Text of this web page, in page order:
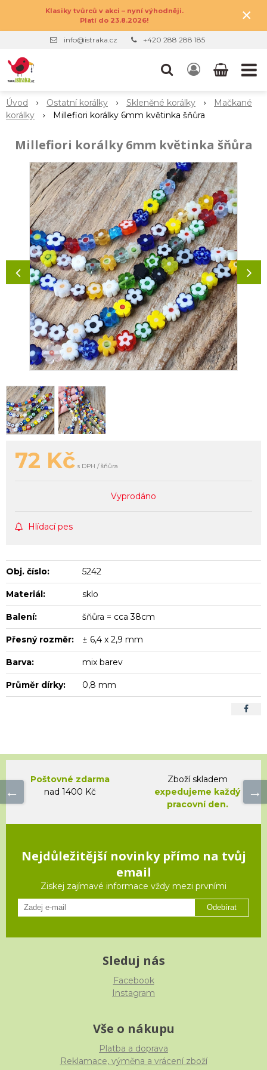
Klasiky tvůrců v akci – nyní výhodněji.
Platí do 23.8.2026!
×
info@istraka.cz +420 288 288 185
Úvod Ostatní korálky Skleněné korálky
Mačkané
korálky
Millefiori korálky 6mm květinka šňůra
Millefiori korálky 6mm květinka šňůra
72 Kč s DPH / šňůra
Vyprodáno
Hlídací pes
Obj. číslo: 5242
Materiál: sklo
Balení: šňůra = cca 38cm
Přesný rozměr: ± 6,4 x 2,9 mm
Barva: mix barev
Průměr dírky: 0,8 mm
Poštovné zdarma
nad 1400 Kč
Zboží skladem
expedujeme každý
pracovní den.
Nejdůležitější novinky přímo na tvůj
email
Ziskej zajímavé informace vždy mezi prvními
Odebírat
Sleduj nás
Facebook
Instagram
Vše o nákupu
Platba a doprava
Reklamace, výměna a vrácení zboží